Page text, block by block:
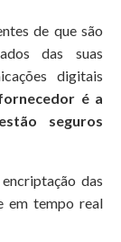
de que são
das suas
digitais
é a
seguros
das
em tempo real